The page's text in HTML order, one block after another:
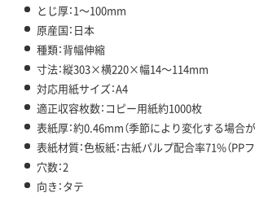
とじ厚：1～100mm
原産国：日本
種類：背幅伸縮
寸法：縦303×横220×幅14～114mm
対応用紙サイズ：A4
適正収容枚数：コピー用紙約1000枚
表紙厚：約0.46mm（季節により変化する場合
表紙材質：色板紙：古紙パルプ配合率71%（PP
穴数：2
向き：タテ